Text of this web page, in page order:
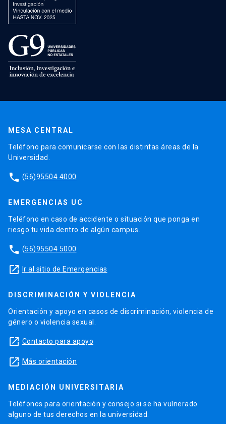
MESA CENTRAL
Teléfono para comunicarse con las distintas áreas de la
Universidad.
phone (56)95504 4000
EMERGENCIAS UC
Teléfono en caso de accidente o situación que ponga en
riesgo tu vida dentro de algún campus.
phone (56)95504 5000
launch Ir al sitio de Emergencias
DISCRIMINACIÓN Y VIOLENCIA
Orientación y apoyo en casos de discriminación, violencia de
género o violencia sexual.
launch Contacto para apoyo
launch Más orientación
MEDIACIÓN UNIVERSITARIA
Teléfonos para orientación y consejo si se ha vulnerado
alguno de tus derechos en la universidad.